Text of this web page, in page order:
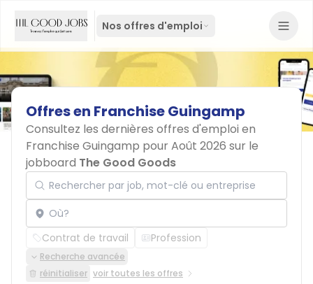
Nos offres d'emploi
Offresen FranchiseGuingamp
Consultez les dernières offres d'emploi en
Franchise Guingamp pour Août 2026 sur le
jobboard The Good Goods
Rechercher par job, mot-clé ou entreprise
Localisation
Contrat de travail Profession
Recherche avancée
réinitialiser voir toutes les offres